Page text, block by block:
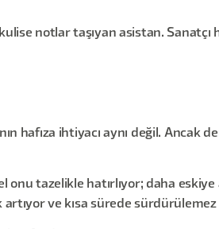
notlar taşıyan asistan.
hafıza ihtiyacı aynı değil. Ancak
onu tazelikle hatırlıyor; daha
ve kısa sürede